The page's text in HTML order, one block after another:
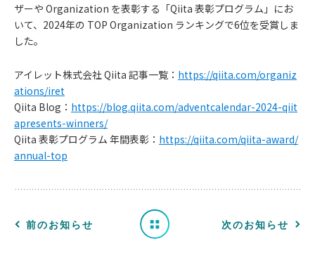
ザーや Organization を表彰する「Qiita 表彰プログラム」にお
いて、2024年の TOP Organization ランキングで6位を受賞しま
した。
アイレット株式会社 Qiita 記事一覧： https://qiita.com/organiz
ations/iret
Qiita Blog： https://blog.qiita.com/adventcalendar-2024-qiit
apresents-winners/
Qiita 表彰プログラム 年間表彰： https://qiita.com/qiita-award/
annual-top
前のお知らせ
せ
一 次のお知らせ